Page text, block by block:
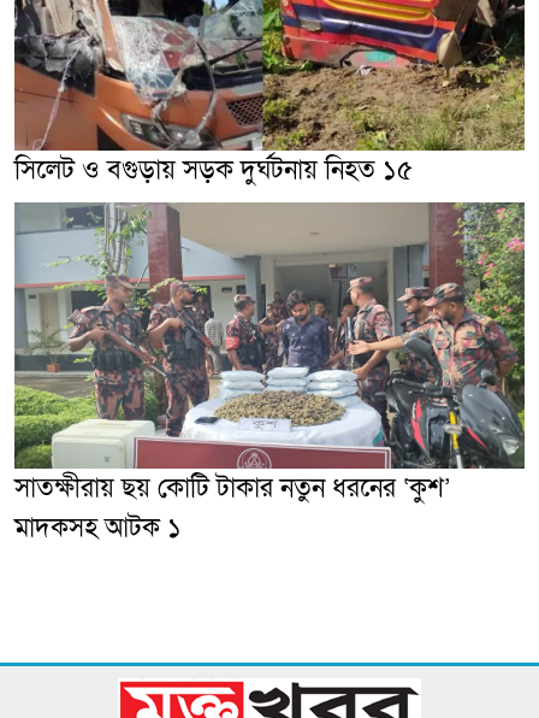
সিলেট ও বগুড়ায় সড়ক দুর্ঘটনায় নিহত ১৫
সাতক্ষীরায় ছয় কোটি টাকার নতুন ধরনের ‘কুশ’
মাদকসহ আটক ১